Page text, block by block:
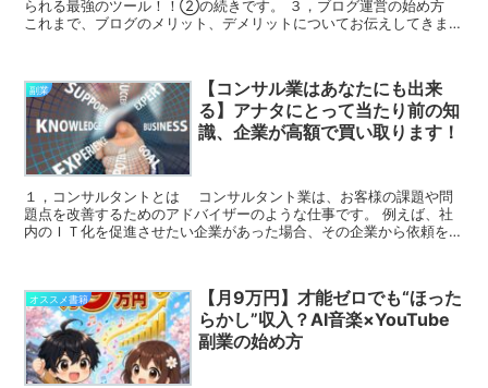
られる最強のツール！！②の続きです。 ３，ブログ運営の始め方
これまで、ブログのメリット、デメリットについてお伝えしてきまし
副業
【コンサル業はあなたにも出来
る】アナタにとって当たり前の知
識、企業が高額で買い取ります！
１，コンサルタントとは コンサルタント業は、お客様の課題や問
題点を改善するためのアドバイザーのような仕事です。 例えば、社
内のＩＴ化を促進させたい企業があった場合、その企業から依頼を受
オススメ書籍
【月9万円】才能ゼロでも“ほった
らかし”収入？AI音楽×YouTube
副業の始め方